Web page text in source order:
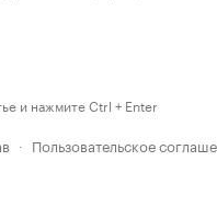
и нажмите Ctrl + Enter
· Пользовательское